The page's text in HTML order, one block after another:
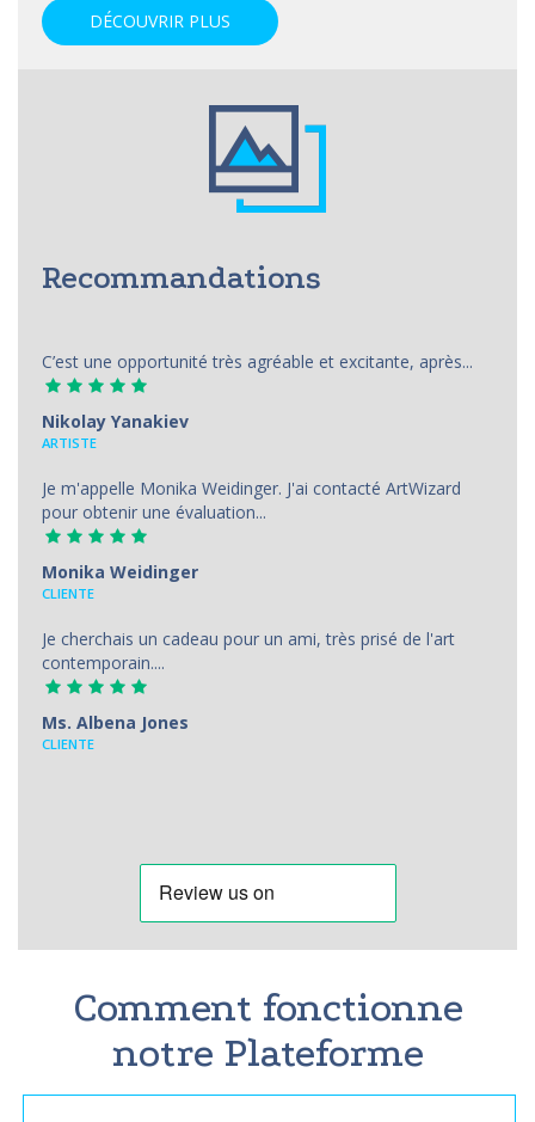
DÉCOUVRIR PLUS
Recommandations
C’est une opportunité très agréable et excitante, après...
Nikolay Yanakiev
ARTISTE
Je m'appelle Monika Weidinger. J'ai contacté ArtWizard
pour obtenir une évaluation...
Monika Weidinger
CLIENTE
Je cherchais un cadeau pour un ami, très prisé de l'art
contemporain....
Ms. Albena Jones
CLIENTE
Comment fonctionne
notre Plateforme